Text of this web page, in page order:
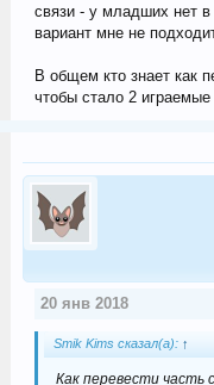
связи - у младших нет в
вариант мне не
В общем кто знает как
чтобы стало 2
20 янв 2018
Smik Kims сказал(а): ↑
Как перевести часть